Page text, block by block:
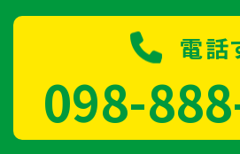
電話
098-